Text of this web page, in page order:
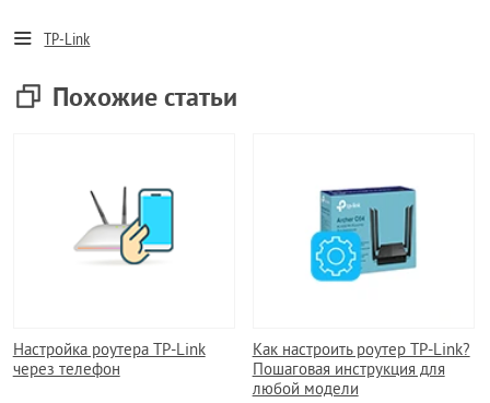
TP-Link
Похожие статьи
Настройка роутера TP-Link
через телефон
Как настроить роутер TP-Link?
Пошаговая инструкция для
любой модели